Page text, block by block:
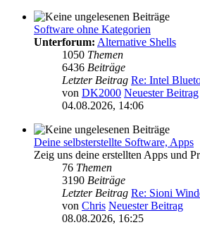
Software ohne Kategorien
Unterforum: Alternative Shells
1050 Themen
6436 Beiträge
Letzter Beitrag Re: Intel
von DK2000 Neuester Beitrag
04.08.2026, 14:06
Deine selbsterstellte Software, Apps
Zeig uns deine erstellten Apps und
76 Themen
3190 Beiträge
Letzter Beitrag Re: Sioni
von Chris Neuester Beitrag
08.08.2026, 16:25